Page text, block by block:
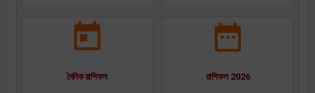
দৈনিক রাশিফল রাশিফল 2026